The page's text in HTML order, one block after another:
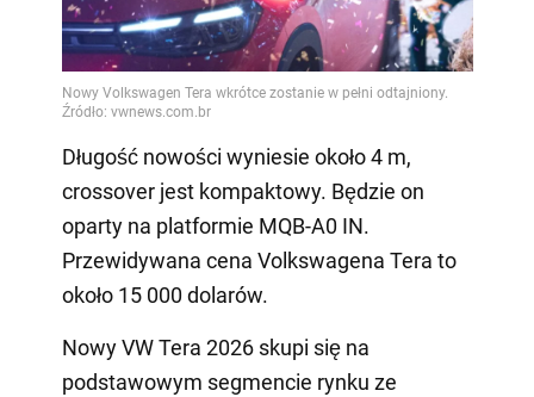
Video
Długość nowości wyniesie około 4 m,
crossover jest kompaktowy. Będzie on
oparty na platformie MQB-A0 IN.
Przewidywana cena Volkswagena Tera to
około 15 000 dolarów.
Nowy VW Tera 2026 skupi się na
podstawowym segmencie rynku ze